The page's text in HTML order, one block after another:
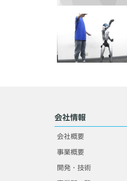
会社情報
会社概要
事業概要
開発・技術